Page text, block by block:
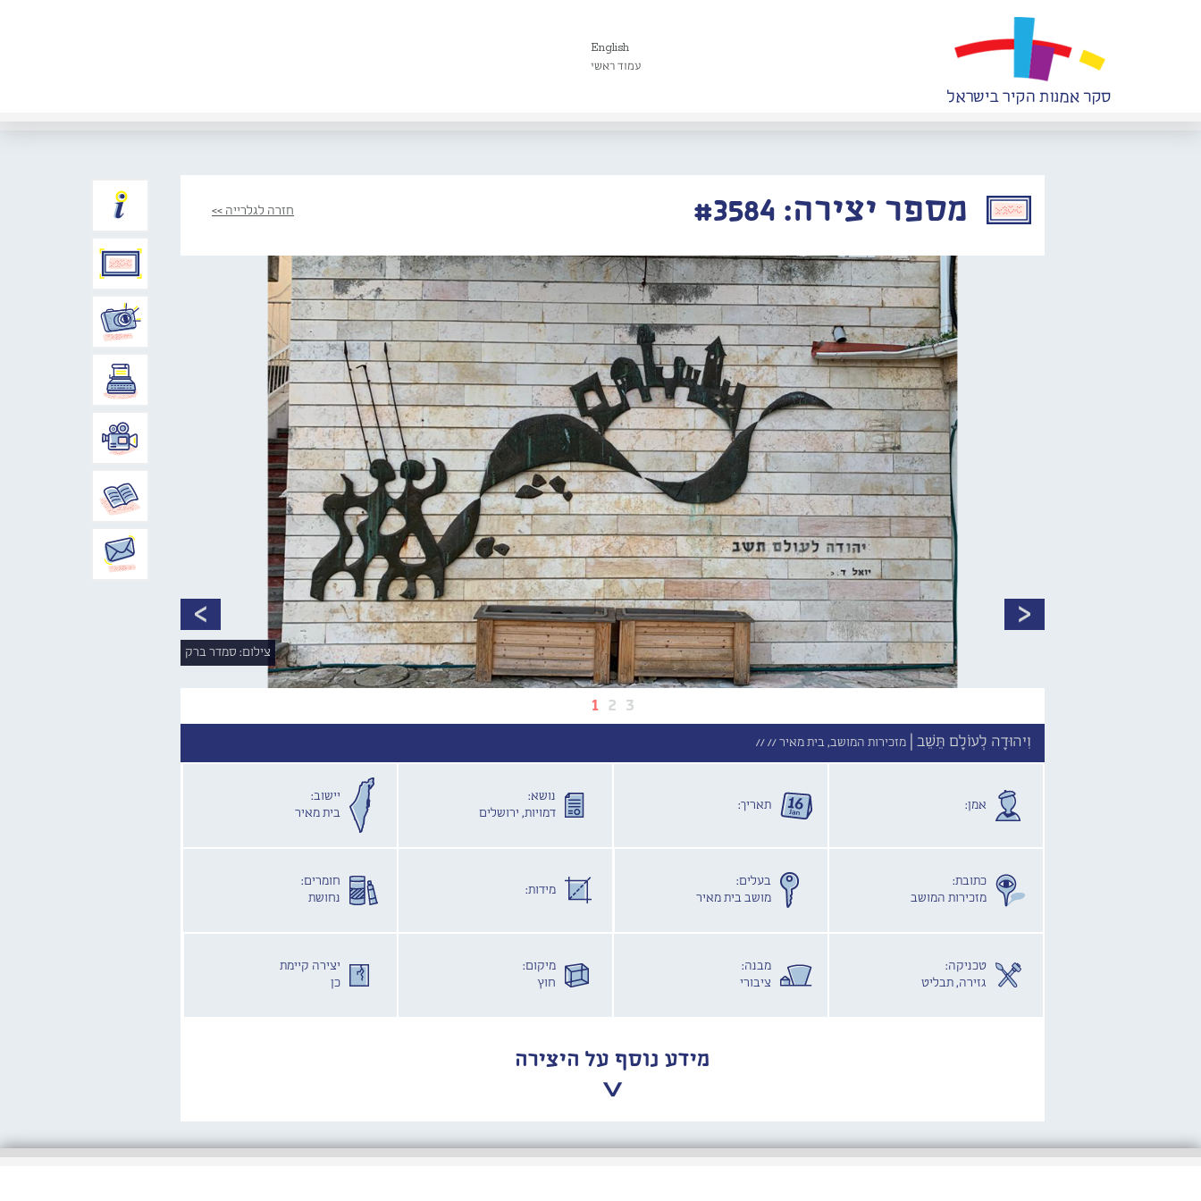
English
עמוד ראשי
מספר יצירה: #3584 חזרה לגלרייה >>
1 2 3
צילום: סמדר ברק
וִיהוּדָה לְעוֹלָם תֵּשֵׁב | מזכירות המושב, בית מאיר ////
אמן: תאריך:
נושא:
דמויות, ירושלים
יישוב:
בית מאיר
כתובת:
מזכירות המושב
בעלים:
מושב בית מאיר
מידות:
חומרים:
נחושת
טכניקה:
גזירה, תבליט
מבנה:
ציבורי
מיקום:
חוץ
יצירה קיימת
כן
מידע נוסף על היצירה